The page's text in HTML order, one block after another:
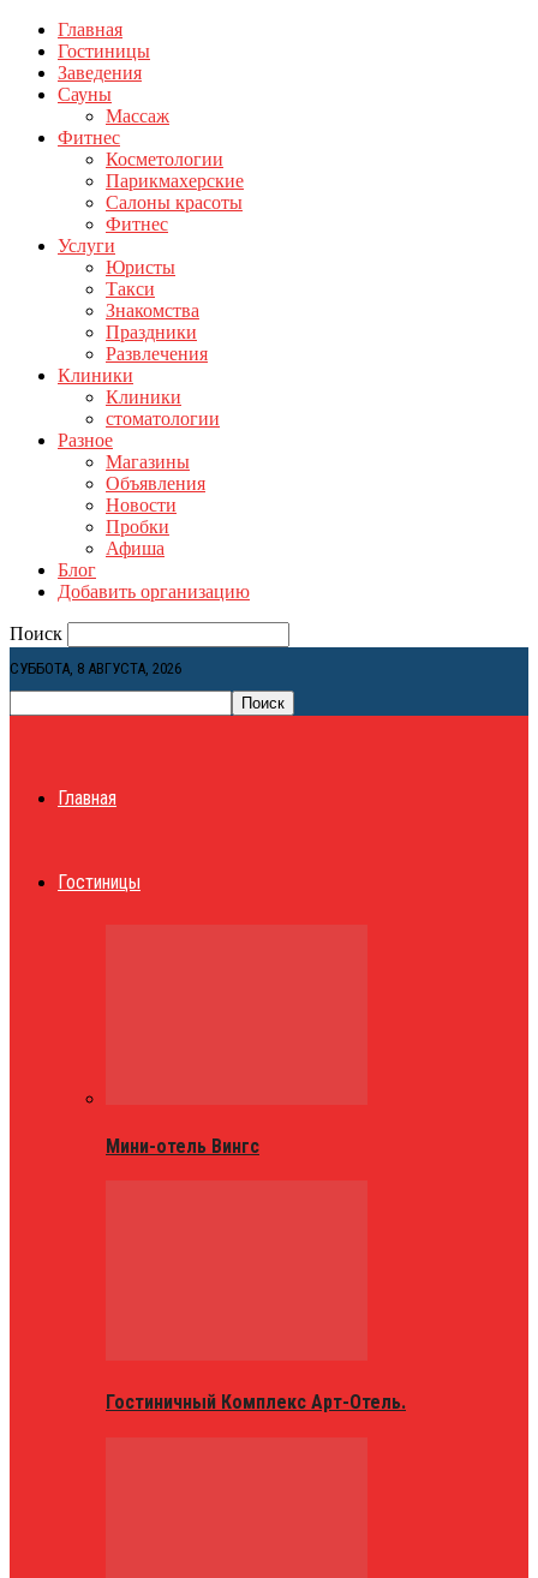
Главная
Гостиницы
Заведения
Сауны
Массаж
Фитнес
Косметологии
Парикмахерские
Салоны красоты
Фитнес
Услуги
Юристы
Такси
Знакомства
Праздники
Развлечения
Клиники
Клиники
стоматологии
Разное
Магазины
Объявления
Новости
Пробки
Афиша
Блог
Добавить организацию
Поиск
СУББОТА, 8 АВГУСТА, 2026
Главная
Гостиницы
Мини-отель Вингс
Гостиничный Комплекс Арт-Отель.